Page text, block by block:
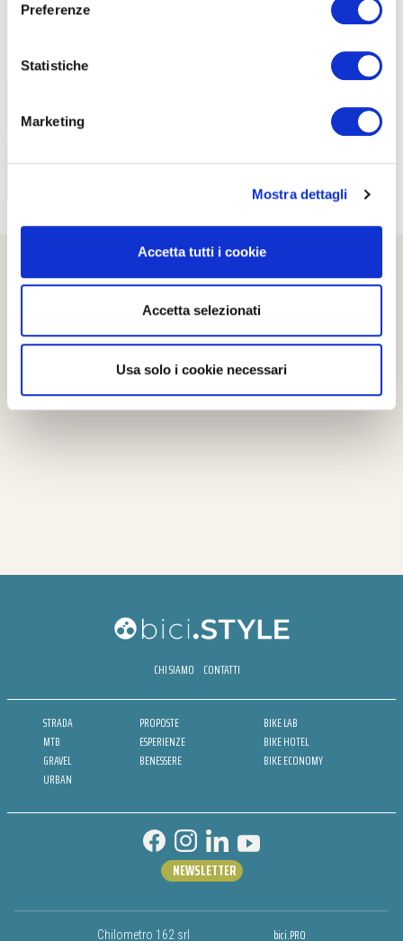
Preferenze
Statistiche
Marketing
Mostra dettagli
Accetta tutti i cookie
Accetta selezionati
Usa solo i cookie necessari
CHI SIAMO CONTATTI
STRADA
MTB
GRAVEL
URBAN
PROPOSTE
ESPERIENZE
BENESSERE
BIKE LAB
BIKE HOTEL
BIKE ECONOMY
Chilometro 162 srl bici.PRO
NEWSLETTER